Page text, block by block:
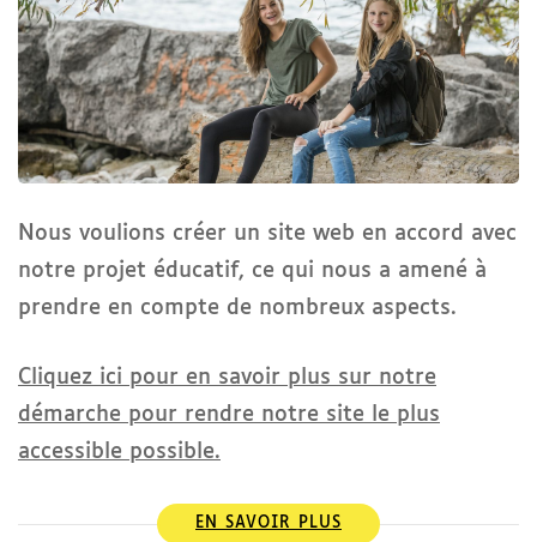
Nous voulions créer un site web en accord avec
notre projet éducatif, ce qui nous a amené à
prendre en compte de nombreux aspects.
Cliquez ici pour en savoir plus sur notre
démarche pour rendre notre site le plus
accessible possible.
EN SAVOIR PLUS